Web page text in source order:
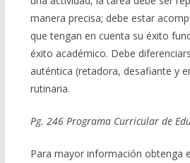
manera precisa; debe estar
que tengan en cuenta su éxito
éxito académico. Debe
auténtica (retadora, desafiante y
rutinaria.
Pg. 246 Programa Curricular de
Para mayor información obtenga